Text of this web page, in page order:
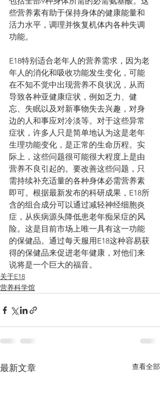
些营养素有助于保持身体的健康能量和
活力水平，调理并恢复机体内各种失调
功能。
E18特别适合老年人的营养需求，因为老
年人的消化和吸收功能发生变化，可能
在不知不觉中出现营养不良状况，从而
导致各种亚健康症状，例如乏力、健
忘、失眠以及对新事物失去兴趣，对身
边的人和事应对冷淡等。对于这些异常
症状，许多人只是简单地认为这是老年
生理功能变化，是正常的生命历程。实
际上，这些问题很可能很大程度上是由
营养不良引起的。要改善这些问题，只
需持续补充适量的各种身体必需营养素
即可。根据最新发布的科研成果，E18所
含的组合成分可以通过减轻神经细胞炎
症，从疾病源头降低患老年痴呆症的风
险。这是目前市场上唯一具有这一功能
的保健品。通过每天服用E18这种容易获
得的保健品来促进老年健康，对他们来
说将是一个巨大的福音。
关于E18
营养科学馆
最新文章 查看全部